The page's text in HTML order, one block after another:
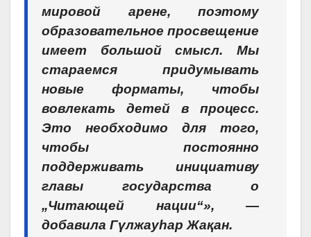
мировой арене, поэтому
образовательное просвещение
имеет большой смысл. Мы
стараемся придумывать
новые форматы, чтобы
вовлекать детей в процесс.
Это необходимо для того,
чтобы постоянно
поддерживать инициативу
главы государства о
„Читающей нации“», —
добавила Гүлжауhар Жақан.